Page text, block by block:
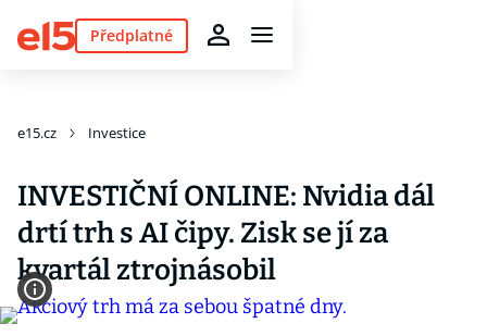
Předplatné
e15.cz Investice
INVESTIČNÍ ONLINE: Nvidia dál
drtí trh s AI čipy. Zisk se jí za
kvartál ztrojnásobil